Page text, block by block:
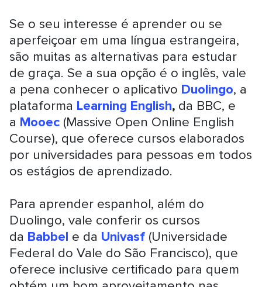
Se o seu interesse é aprender ou se
aperfeiçoar em uma língua estrangeira,
são muitas as alternativas para estudar
de graça. Se a sua opção é o inglês, vale
a pena conhecer o aplicativo Duolingo, a
plataforma Learning English, da BBC, e
a Mooec (Massive Open Online English
Course), que oferece cursos elaborados
por universidades para pessoas em todos
os estágios de aprendizado.
Para aprender espanhol, além do
Duolingo, vale conferir os cursos
da Babbel e da Univasf (Universidade
Federal do Vale do São Francisco), que
oferece inclusive certificado para quem